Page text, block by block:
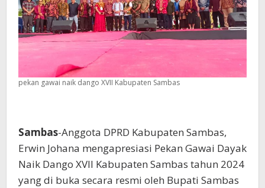
pekan gawai naik dango XVII Kabupaten Sambas
Sambas-Anggota DPRD Kabupaten Sambas,
Erwin Johana mengapresiasi Pekan Gawai Dayak
Naik Dango XVII Kabupaten Sambas tahun 2024
yang di buka secara resmi oleh Bupati Sambas